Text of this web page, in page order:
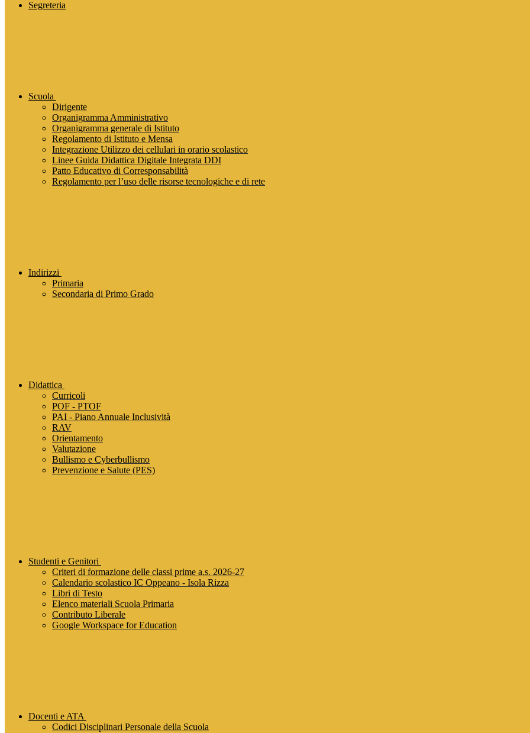
Segreteria
Scuola
Dirigente
Organigramma Amministrativo
Organigramma generale di Istituto
Regolamento di Istituto e Mensa
Integrazione Utilizzo dei cellulari in orario scolastico
Linee Guida Didattica Digitale Integrata DDI
Patto Educativo di Corresponsabilità
Regolamento per l’uso delle risorse tecnologiche e di rete
Indirizzi
Primaria
Secondaria di Primo Grado
Didattica
Curricoli
POF - PTOF
PAI - Piano Annuale Inclusività
RAV
Orientamento
Valutazione
Bullismo e Cyberbullismo
Prevenzione e Salute (PES)
Studenti e Genitori
Criteri di formazione delle classi prime a.s. 2026-27
Calendario scolastico IC Oppeano - Isola Rizza
Libri di Testo
Elenco materiali Scuola Primaria
Contributo Liberale
Google Workspace for Education
Docenti e ATA
Codici Disciplinari Personale della Scuola